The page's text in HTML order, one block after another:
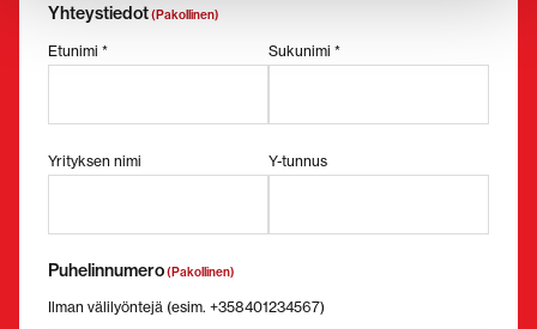
Yhteystiedot(Pakollinen)
Etunimi * Sukunimi *
Yrityksen nimi Y-tunnus
Puhelinnumero(Pakollinen)
Ilman välilyöntejä (esim. +358401234567)